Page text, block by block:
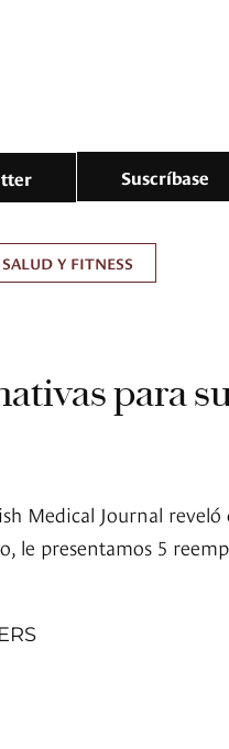
Suscríbase
SALUD Y FITNESS
para
Medical Journal
le presentamos 5